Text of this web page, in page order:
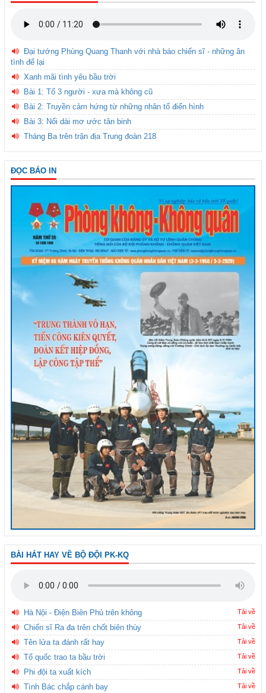
Đại tướng Phùng Quang Thanh với nhà báo chiến sĩ - những ân
tình để lại
Xanh mãi tình yêu bầu trời
Bài 1: Tổ 3 người - xưa mà không cũ
Bài 2: Truyền cảm hứng từ những nhân tố điển hình
Bài 3: Nối dài mơ ước tân binh
Tháng Ba trên trận địa Trung đoàn 218
ĐỌC BÁO IN
BÀI HÁT HAY VỀ BỘ ĐỘI PK-KQ
Hà Nội - Điện Biên Phủ trên không Tải về
Chiến sĩ Ra đa trên chốt biên thùy Tải về
Tên lửa ta đánh rất hay Tải về
Tổ quốc trao ta bầu trời Tải về
Phi đội ta xuất kích Tải về
Tình Bác chắp cánh bay Tải về